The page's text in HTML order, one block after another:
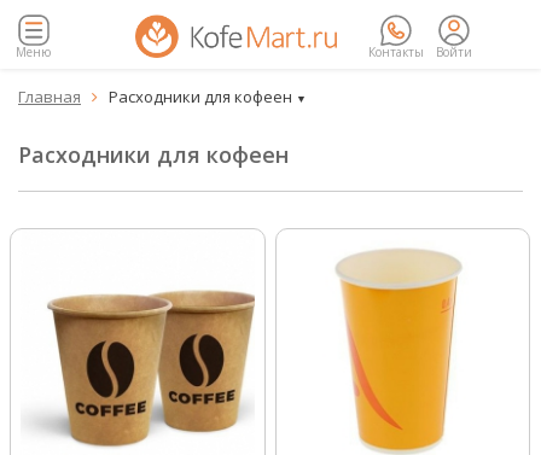
Меню Контакты Войти
Главная  Расходники для кофеен ▼
Расходники для кофеен